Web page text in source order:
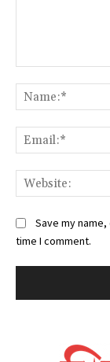
Save my
time I comment.